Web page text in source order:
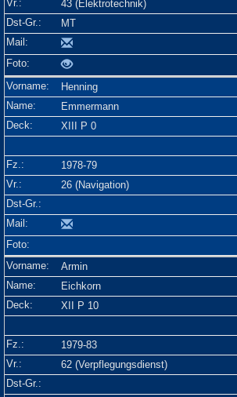
43 (Elektrotechnik)
MT
Henning
Emmermann
XIII P 0
1978-79
26 (Navigation)
Armin
Eichkorn
XII P 10
1979-83
62 (Verpflegungsdienst)